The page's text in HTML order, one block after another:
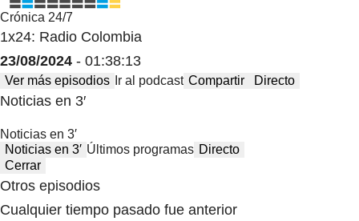
Crónica 24/7
1x24: Radio Colombia
23/08/2024 - 01:38:13
Ver más episodios Ir al podcast Compartir Directo
Noticias en 3′
Noticias en 3′
Noticias en 3′ Últimos programas Directo
Cerrar
Otros episodios
Cualquier tiempo pasado fue anterior